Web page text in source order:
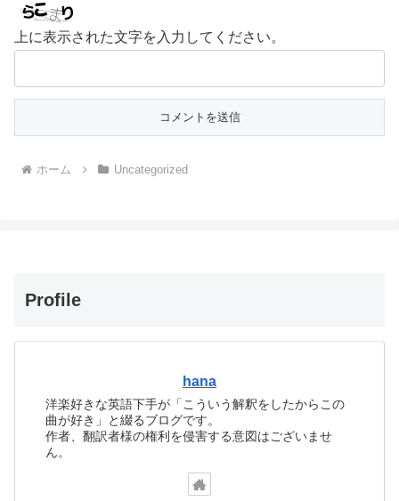
上に表示された文字を入力してください。
ホーム Uncategorized
Profile
hana
洋楽好きな英語下手が「こういう解釈をしたからこの
曲が好き」と綴るブログです。
作者、翻訳者様の権利を侵害する意図はございませ
ん。